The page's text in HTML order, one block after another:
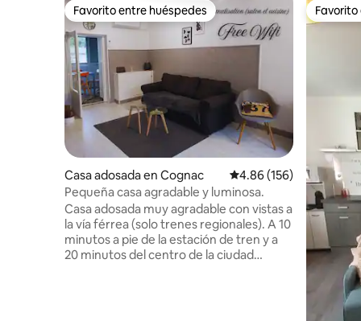
Favorito entre huéspedes
Favorito entre huéspedes
Casa adosada en Cognac Calificación promedio:
4.86 (156)
Pequeña casa agradable y luminosa.
Casa adosada muy agradable con vistas a
la vía férrea (solo trenes regionales). A 10
minutos a pie de la estación de tren y a
20 minutos del centro de la ciudad